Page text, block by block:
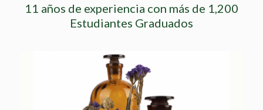
11 años de experiencia con más de 1,200
Estudiantes Graduados